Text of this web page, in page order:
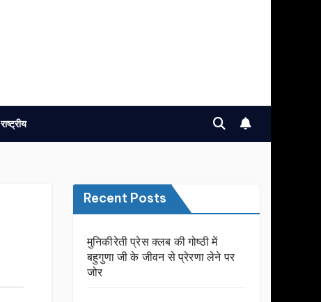
राष्ट्रीय
Recent Posts
मुनिकीरेती प्रेस क्लब की गोष्ठी में
बहुगुणा जी के जीवन से प्रेरणा लेने पर
जोर